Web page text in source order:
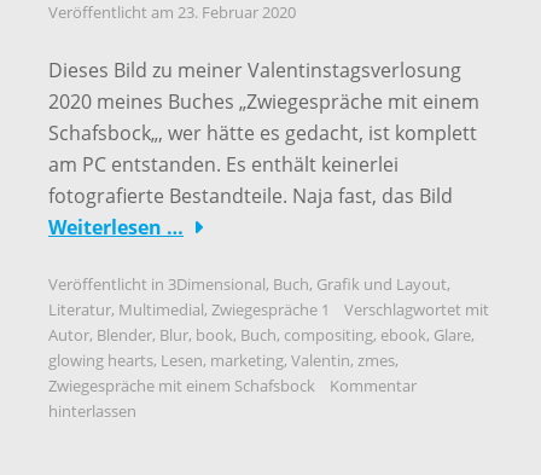
Veröffentlicht am 23. Februar 2020
Dieses Bild zu meiner Valentinstagsverlosung
2020 meines Buches „Zwiegespräche mit einem
Schafsbock„, wer hätte es gedacht, ist komplett
am PC entstanden. Es enthält keinerlei
fotografierte Bestandteile. Naja fast, das Bild
Weiterlesen …
Veröffentlicht in 3Dimensional, Buch, Grafik und Layout,
Literatur, Multimedial, Zwiegespräche 1
Verschlagwortet mit
Autor, Blender, Blur, book, Buch, compositing, ebook, Glare,
glowing hearts, Lesen, marketing, Valentin, zmes,
Zwiegespräche mit einem Schafsbock
Kommentar
hinterlassen